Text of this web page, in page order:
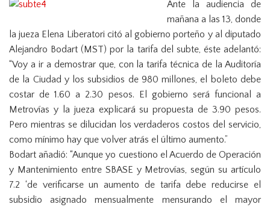
n
Ante la audiencia de
mañana a las 13, donde
la jueza Elena Liberatori citó al gobierno porteño y al diputado
Alejandro Bodart (MST) por la tarifa del subte, éste adelantó:
“Voy a ir a demostrar que, con la tarifa técnica de la Auditoría
de la Ciudad y los subsidios de 980 millones, el boleto debe
costar de 1.60 a 2.30 pesos. El gobierno será funcional a
Metrovías y la jueza explicará su propuesta de 3.90 pesos.
Pero mientras se dilucidan los verdaderos costos del servicio,
como mínimo hay que volver atrás el último aumento.”
Bodart añadió: “Aunque yo cuestiono el Acuerdo de Operación
y Mantenimiento entre SBASE y Metrovías, según su artículo
7.2 ‘de verificarse un aumento de tarifa debe reducirse el
subsidio asignado mensualmente mensurando el mayor